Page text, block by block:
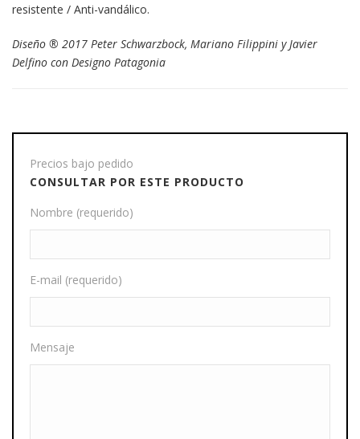
resistente / Anti-vandálico.
Diseño ® 2017 Peter Schwarzbock, Mariano Filippini y Javier
Delfino con Designo Patagonia
Precios bajo pedido
CONSULTAR POR ESTE PRODUCTO
Nombre (requerido)
E-mail (requerido)
Mensaje